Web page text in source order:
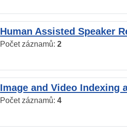
Human Assisted Speaker
Počet záznamů: 2
Image and Video Indexing
Počet záznamů: 4